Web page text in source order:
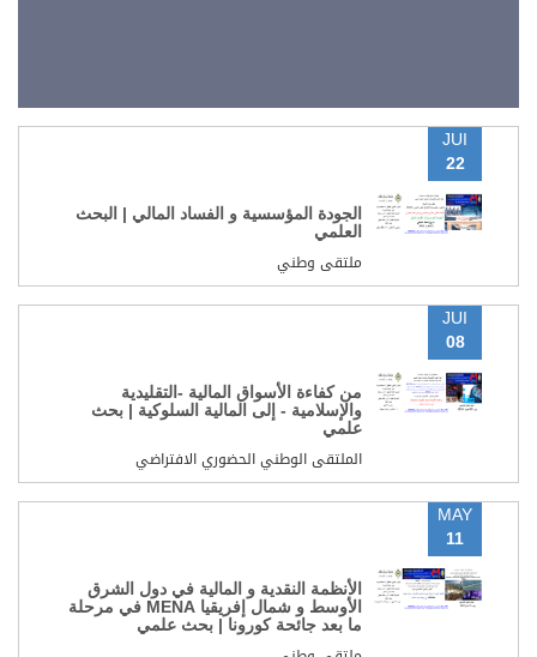
JUI
22
الجودة المؤسسية و الفساد المالي | البحث
العلمي
ملتقى وطني
JUI
08
من كفاءة الأسواق المالية -التقليدية
والإسلامية - إلى المالية السلوكية | بحث
علمي
الملتقى الوطني الحضوري الافتراضي
MAY
11
الأنظمة النقدية و المالية في دول الشرق
الأوسط و شمال إفريقيا MENA في مرحلة
ما بعد جائحة كورونا | بحث علمي